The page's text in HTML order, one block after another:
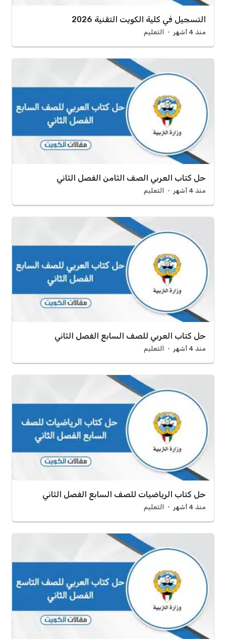
التسجيل في كلية الكويت التقنية 2026
منذ 4 أشهر التعليم
حل كتاب العربي الصف الثامن الفصل الثاني
منذ 4 أشهر التعليم
حل كتاب العربي للصف السابع الفصل الثاني
منذ 4 أشهر التعليم
حل كتاب الرياضيات للصف السابع الفصل الثاني
منذ 4 أشهر التعليم